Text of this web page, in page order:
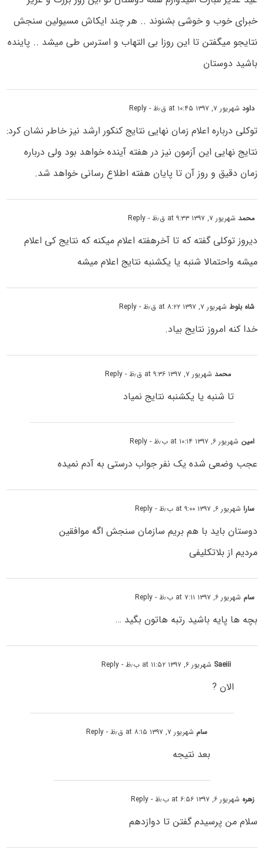
خبرای خوب و خوشی بشنوند .. هر چند ایکاش مسیولین سنجش
نتایجو میگفتن تا این روزا بی التهاب و استرس طی میشد .. پاینده
باشید دوستان
داودشهریور ۷, ۱۳۹۷ at ۱۰:۴۵ ق٫ظ - Reply
توکلی درباره اعلام زمان نهایی نتایج کنکور ارشد نیز خاطر نشان کرد:
نتایج نهایی این آزمون نیز در هفته آینده خواهد بود ولی درباره
زمان دقیق و روز آن تا پایان هفته اطلاع رسانی خواهد شد.
محمدشهریور ۷, ۱۳۹۷ at ۹:۳۳ ق٫ظ - Reply
دیروز توکلی گفته که تا آخرهفته اعلام میکنه که نتایج کی اعلام
میشه واحتمالا شنبه یا یکشنبه نتایج اعلام میشه
شاه بلوطشهریور ۷, ۱۳۹۷ at ۸:۲۲ ق٫ظ - Reply
خدا کنه امروز نتایج بیاد.
محمدشهریور ۷, ۱۳۹۷ at ۹:۳۶ ق٫ظ - Reply
تا شنبه یا یکشنبه نتایج نمیاد
امین شهریور ۶, ۱۳۹۷ at ۱۰:۱۴ ب٫ظ - Reply
عجب وضعی شده یک نفر جواب درستی به آدم نمیده
ساراشهریور ۶, ۱۳۹۷ at ۹:۰۰ ب٫ظ - Reply
دوستان باید با هم بریم سازمان سنجش اگه موافقین
مردیم از بلاتکلیفی
سام شهریور ۶, ۱۳۹۷ at ۷:۱۱ ب٫ظ - Reply
بچه ها پایه باشید رتبه هاتون بگید …
Saeiii شهریور ۶, ۱۳۹۷ at ۱۱:۵۲ ب٫ظ - Reply
الان ?
سام شهریور ۷, ۱۳۹۷ at ۸:۱۵ ق٫ظ - Reply
بعد نتیجه
زهره شهریور ۶, ۱۳۹۷ at ۶:۵۶ ب٫ظ - Reply
سلام من پرسیدم گفتن تا دوازدهم